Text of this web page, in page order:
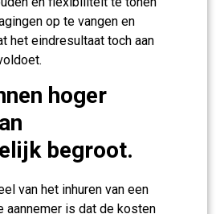
op te vangen en
het eindresultaat toch aan
hoger
begroot.
van het inhuren van een
aannemer is dat de kosten